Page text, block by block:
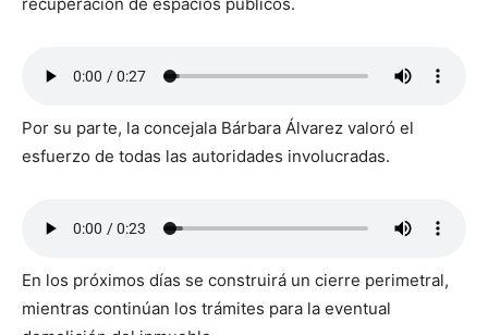
Por su parte, la concejala Bárbara Álvarez valoró el
esfuerzo de todas las autoridades involucradas.
En los próximos días se construirá un cierre perimetral,
mientras continúan los trámites para la eventual